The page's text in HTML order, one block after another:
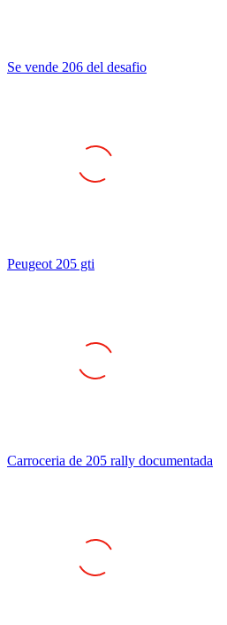
Se vende 206 del desafio
Peugeot 205 gti
Carroceria de 205 rally documentada